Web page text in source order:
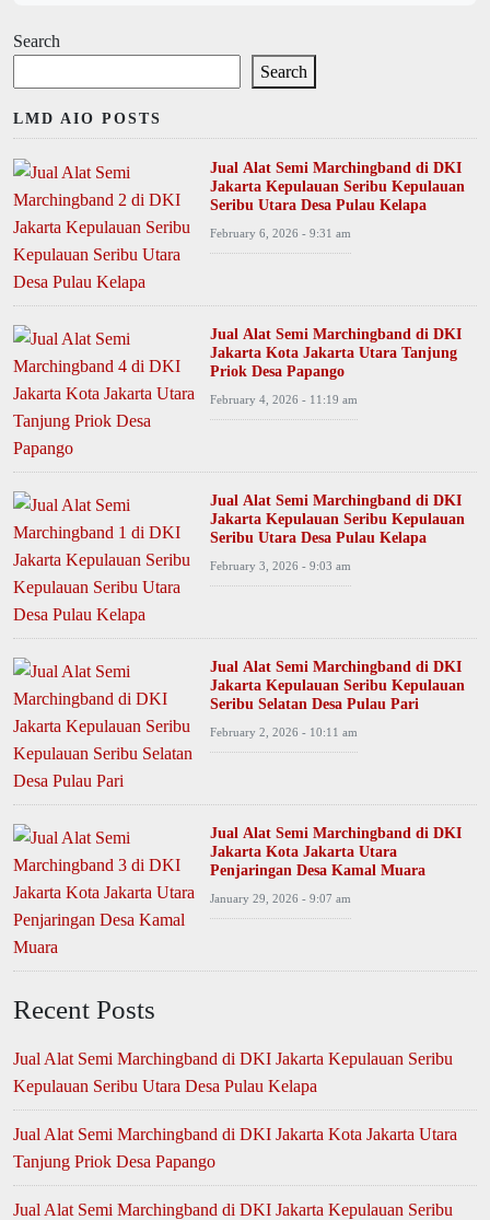
Search
Search
LMD AIO POSTS
Jual Alat Semi Marchingband di DKI
Jakarta Kepulauan Seribu Kepulauan
Seribu Utara Desa Pulau Kelapa
February 6, 2026 - 9:31 am
Jual Alat Semi Marchingband di DKI
Jakarta Kota Jakarta Utara Tanjung
Priok Desa Papango
February 4, 2026 - 11:19 am
Jual Alat Semi Marchingband di DKI
Jakarta Kepulauan Seribu Kepulauan
Seribu Utara Desa Pulau Kelapa
February 3, 2026 - 9:03 am
Jual Alat Semi Marchingband di DKI
Jakarta Kepulauan Seribu Kepulauan
Seribu Selatan Desa Pulau Pari
February 2, 2026 - 10:11 am
Jual Alat Semi Marchingband di DKI
Jakarta Kota Jakarta Utara
Penjaringan Desa Kamal Muara
January 29, 2026 - 9:07 am
Recent Posts
Jual Alat Semi Marchingband di DKI Jakarta Kepulauan Seribu
Kepulauan Seribu Utara Desa Pulau Kelapa
Jual Alat Semi Marchingband di DKI Jakarta Kota Jakarta Utara
Tanjung Priok Desa Papango
Jual Alat Semi Marchingband di DKI Jakarta Kepulauan Seribu